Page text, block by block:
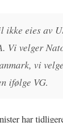
ikke eies av
Vi velger
vi
ifølge VG.
har